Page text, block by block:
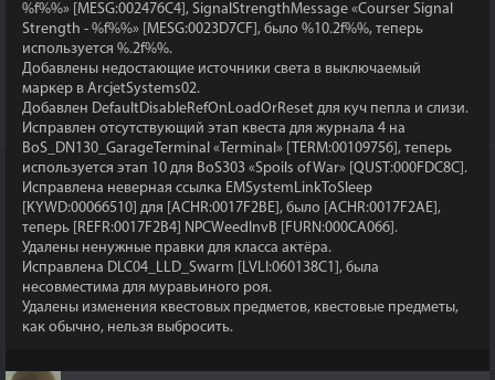
%f%%» [MESG:002476C4], SignalStrengthMessage «Courser Signal
Strength - %f%%» [MESG:0023D7CF], было %10.2f%%, теперь
используется %.2f%%.
Добавлены недостающие источники света в выключаемый
маркер в ArcjetSystems02.
Добавлен DefaultDisableRefOnLoadOrReset для куч пепла и слизи.
Исправлен отсутствующий этап квеста для журнала 4 на
BoS_DN130_GarageTerminal «Terminal» [TERM:00109756], теперь
используется этап 10 для BoS303 «Spoils of War» [QUST:000FDC8C].
Исправлена неверная ссылка EMSystemLinkToSleep
[KYWD:00066510] для [ACHR:0017F2BE], было [ACHR:0017F2AE],
теперь [REFR:0017F2B4] NPCWeedInvB [FURN:000CA066].
Удалены ненужные правки для класса актёра.
Исправлена DLC04_LLD_Swarm [LVLI:060138C1], была
несовместима для муравьиного роя.
Удалены изменения квестовых предметов, квестовые предметы,
как обычно, нельзя выбросить.